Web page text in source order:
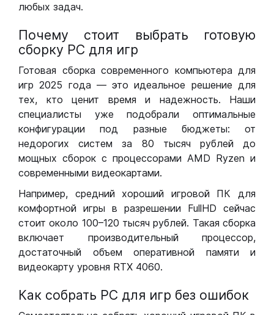
любых задач.
Почему стоит выбрать готовую
сборку РС для игр
Готовая сборка современного компьютера для
игр 2025 года — это идеальное решение для
тех, кто ценит время и надежность. Наши
специалисты уже подобрали оптимальные
конфигурации под разные бюджеты: от
недорогих систем за 80 тысяч рублей до
мощных сборок с процессорами AMD Ryzen и
современными видеокартами.
Например, средний хороший игровой ПК для
комфортной игры в разрешении FullHD сейчас
стоит около 100–120 тысяч рублей. Такая сборка
включает производительный процессор,
достаточный объем оперативной памяти и
видеокарту уровня RTX 4060.
Как собрать РС для игр без ошибок